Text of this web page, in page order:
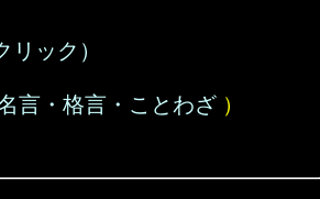
リック）
言・格言・ことわざ ）